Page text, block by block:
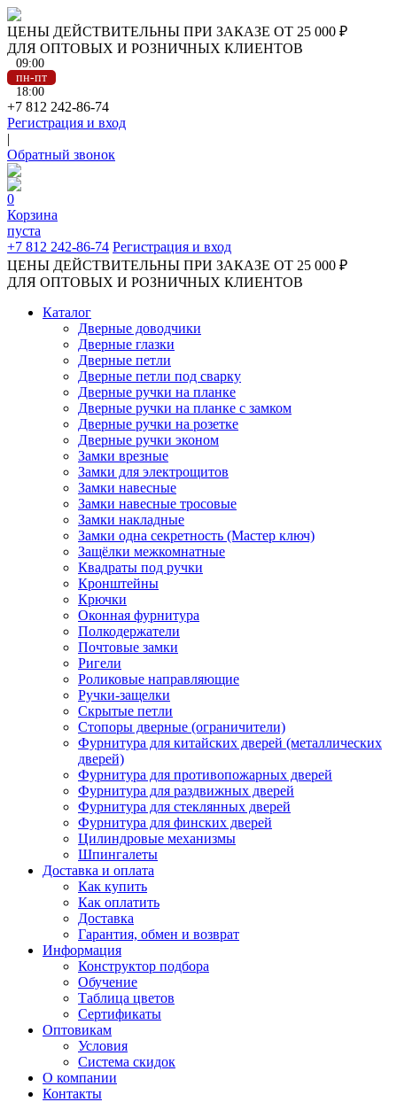
ЦЕНЫ ДЕЙСТВИТЕЛЬНЫ ПРИ ЗАКАЗЕ ОТ 25 000 ₽
ДЛЯ ОПТОВЫХ И РОЗНИЧНЫХ КЛИЕНТОВ
09:00
пн-пт
18:00
+7 812 242-86-74
Регистрация и вход
|
Обратный звонок
0
Корзина
пуста
+7 812 242-86-74 Регистрация и вход
ЦЕНЫ ДЕЙСТВИТЕЛЬНЫ ПРИ ЗАКАЗЕ ОТ 25 000 ₽
ДЛЯ ОПТОВЫХ И РОЗНИЧНЫХ КЛИЕНТОВ
Каталог
Дверные доводчики
Дверные глазки
Дверные петли
Дверные петли под сварку
Дверные ручки на планке
Дверные ручки на планке с замком
Дверные ручки на розетке
Дверные ручки эконом
Замки врезные
Замки для электрощитов
Замки навесные
Замки навесные тросовые
Замки накладные
Замки одна секретность (Мастер ключ)
Защёлки межкомнатные
Квадраты под ручки
Кронштейны
Крючки
Оконная фурнитура
Полкодержатели
Почтовые замки
Ригели
Роликовые направляющие
Ручки-защелки
Скрытые петли
Стопоры дверные (ограничители)
Фурнитура для китайских дверей (металлических
дверей)
Фурнитура для противопожарных дверей
Фурнитура для раздвижных дверей
Фурнитура для стеклянных дверей
Фурнитура для финских дверей
Цилиндровые механизмы
Шпингалеты
Доставка и оплата
Как купить
Как оплатить
Доставка
Гарантия, обмен и возврат
Информация
Конструктор подбора
Обучение
Таблица цветов
Сертификаты
Оптовикам
Условия
Система скидок
О компании
Контакты